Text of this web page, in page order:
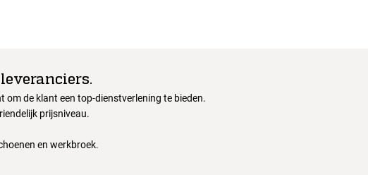
de klant een top-dienstverlening te bieden.
prijsniveau.
en werkbroek.